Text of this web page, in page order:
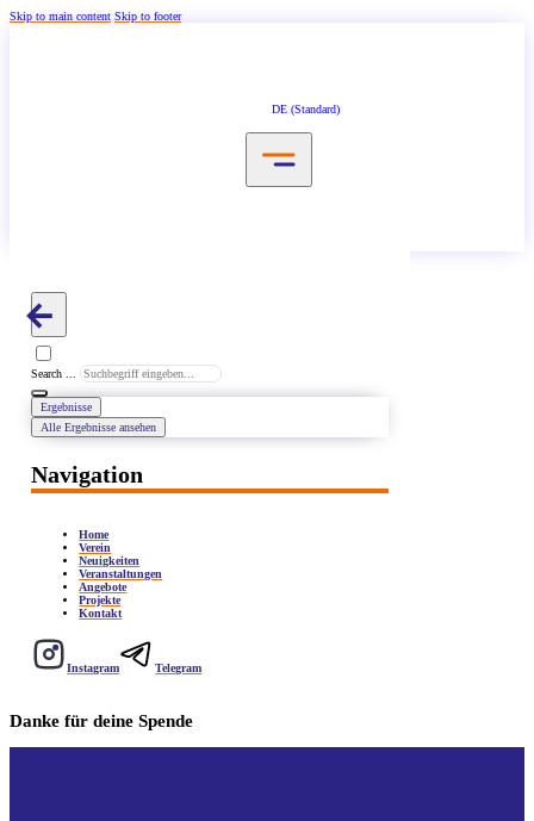
Skip to main content Skip to footer
DE (Standard)
Search ...
Ergebnisse
Alle Ergebnisse ansehen
Navigation
Home
Verein
Neuigkeiten
Veranstaltungen
Angebote
Projekte
Kontakt
Instagram Telegram
Danke für deine Spende